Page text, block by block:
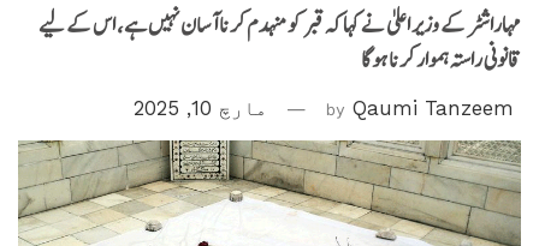
مہاراشٹر کے وزیر اعلیٰ نے کہا کہ قبر کو منہدم کرنا آسان نہیں ہے، اس کے لیے
قانونی راستہ ہموار کرنا ہوگا
by Qaumi Tanzeem مارچ 10, 2025